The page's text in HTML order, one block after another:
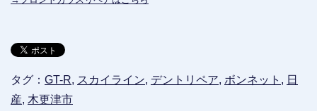
タグ： GT-R, スカイライン, デントリペア, ボンネット , 日
産, 木更津市